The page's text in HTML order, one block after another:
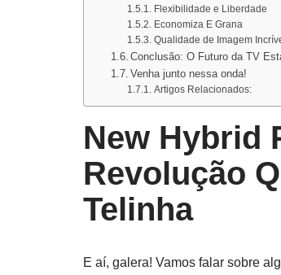
Flexibilidade e Liberdade
Economiza E Grana
Qualidade de Imagem
Conclusão: O Futuro da TV
Venha junto nessa onda!
Artigos Relacionados:
New Hybrid
Revolução
Telinha
E aí, galera! Vamos falar sobre